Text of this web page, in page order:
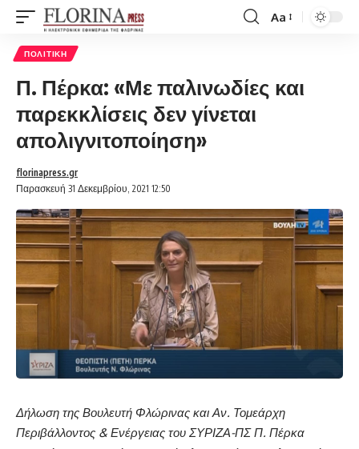
Font
Aa
ΠΟΛΙΤΙΚΉ
Π. Πέρκα: «Με παλινωδίες και
παρεκκλίσεις δεν γίνεται
απολιγνιτοποίηση»
Παρασκευή 31 Δεκεμβρίου, 2021 12:50
florinapress.gr
Δήλωση της Βουλευτή Φλώρινας και Αν. Τομεάρχη
Περιβάλλοντος & Ενέργειας του ΣΥΡΙΖΑ-ΠΣ Π. Πέρκα